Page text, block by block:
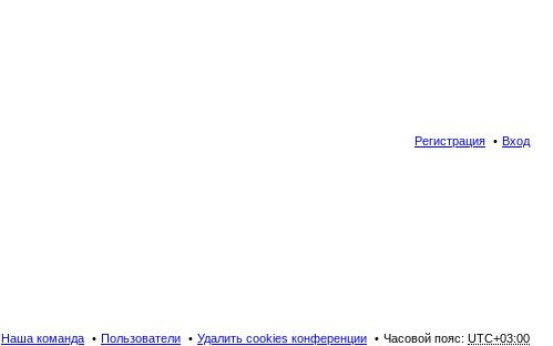
Вход
Регистрация
Часовой пояс: UTC+03:00
Удалить cookies конференции
Пользователи
Наша команда